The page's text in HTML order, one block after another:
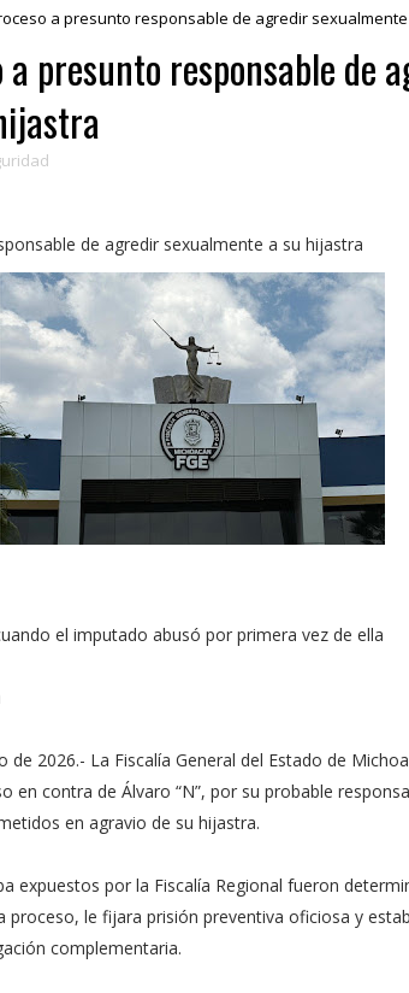
a presunto responsable de agredir
presunto responsable de
de agredir sexualmente a su hijastra
el imputado abusó por primera vez de ella
2026.- La Fiscalía General del Estado de
en contra de Álvaro “N”, por su probable
en agravio de su hijastra.
expuestos por la Fiscalía Regional fueron
proceso, le fijara prisión preventiva oficiosa y
complementaria.